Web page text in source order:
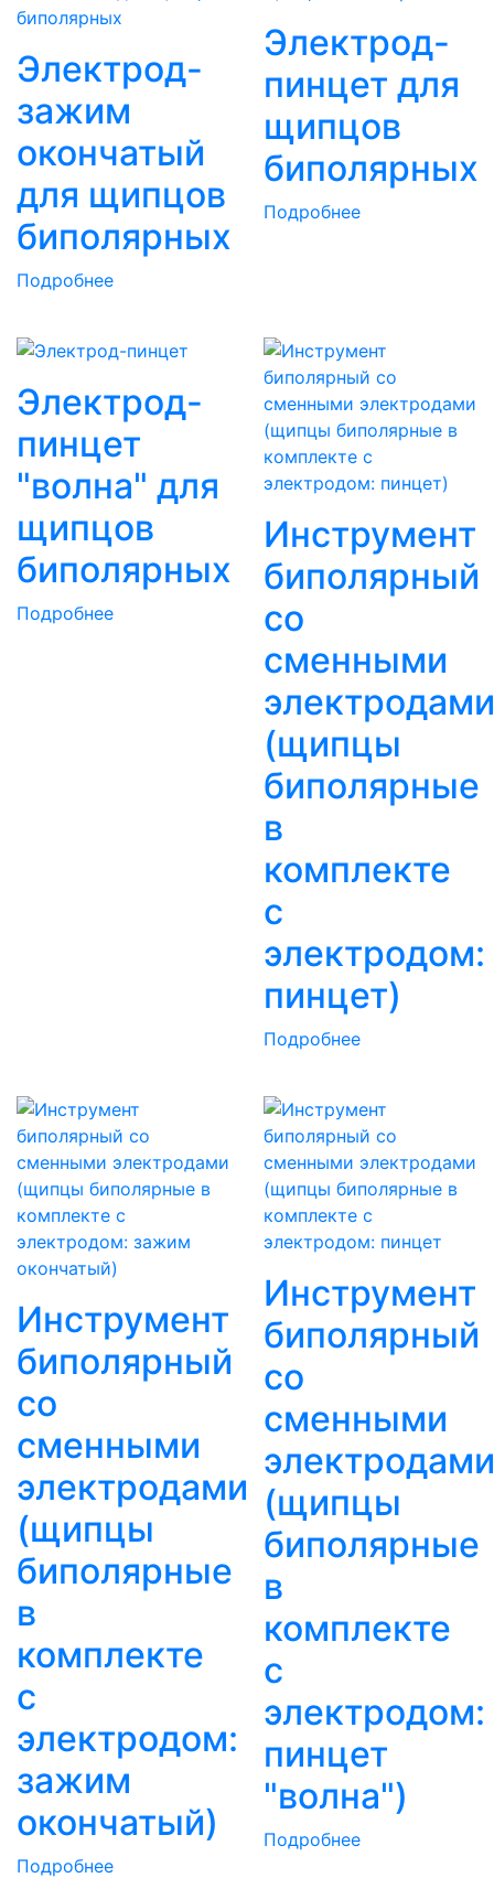
Электрод-
зажим
окончатый
для щипцов
биполярных
Подробнее
Электрод-
пинцет для
щипцов
биполярных
Подробнее
Электрод-
пинцет
"волна" для
щипцов
биполярных
Подробнее
Инструмент
биполярный
со
сменными
электродами
(щипцы
биполярные
в
комплекте
с
электродом:
пинцет)
Подробнее
Инструмент
биполярный
со
сменными
электродами
(щипцы
биполярные
в
комплекте
с
электродом:
зажим
окончатый)
Подробнее
Инструмент
биполярный
со
сменными
электродами
(щипцы
биполярные
в
комплекте
с
электродом:
пинцет
"волна")
Подробнее